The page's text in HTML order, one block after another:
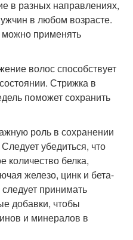
в разных направлениях,
в любом возрасте.
применять
волос способствует
Стрижка в
поможет сохранить
роль в сохранении
убедиться, что
количество белка,
железо, цинк и бета-
принимать
добавки, чтобы
и минералов в